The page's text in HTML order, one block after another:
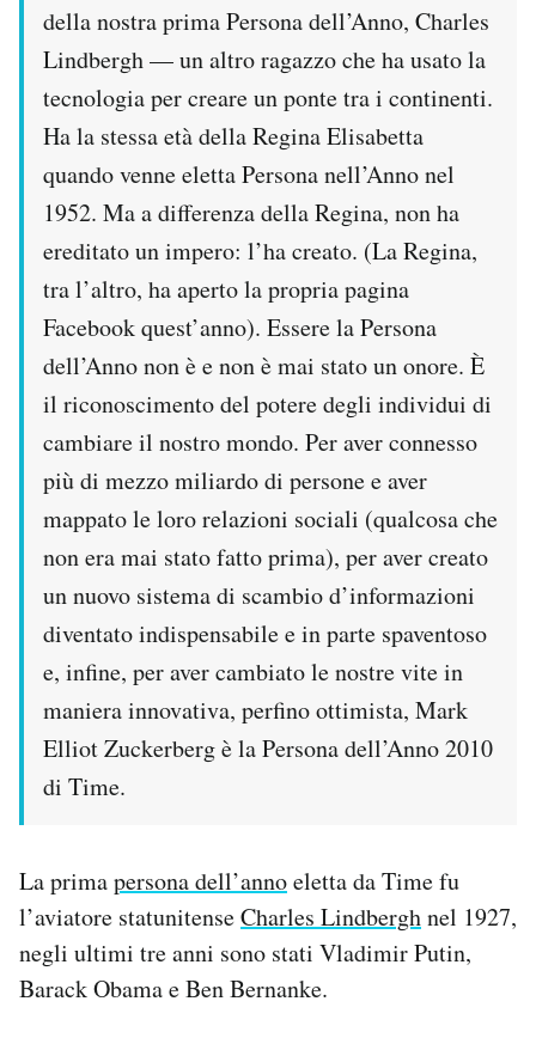
della nostra prima Persona dell’Anno, Charles
Lindbergh — un altro ragazzo che ha usato la
tecnologia per creare un ponte tra i continenti.
Ha la stessa età della Regina Elisabetta
quando venne eletta Persona nell’Anno nel
1952. Ma a differenza della Regina, non ha
ereditato un impero: l’ha creato. (La Regina,
tra l’altro, ha aperto la propria pagina
Facebook quest’anno). Essere la Persona
dell’Anno non è e non è mai stato un onore. È
il riconoscimento del potere degli individui di
cambiare il nostro mondo. Per aver connesso
più di mezzo miliardo di persone e aver
mappato le loro relazioni sociali (qualcosa che
non era mai stato fatto prima), per aver creato
un nuovo sistema di scambio d’informazioni
diventato indispensabile e in parte spaventoso
e, infine, per aver cambiato le nostre vite in
maniera innovativa, perfino ottimista, Mark
Elliot Zuckerberg è la Persona dell’Anno 2010
di Time.
La primapersona dell’annoeletta da Time fu
l’aviatore statunitenseCharles Lindberghnel 1927,
negli ultimi tre anni sono stati Vladimir Putin,
Barack Obama e Ben Bernanke.